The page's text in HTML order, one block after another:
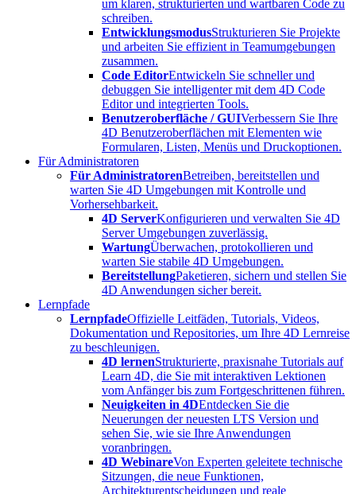
um klaren, strukturierten und wartbaren Code zu
schreiben.
EntwicklungsmodusStrukturieren Sie Projekte
und arbeiten Sie effizient in Teamumgebungen
zusammen.
Code EditorEntwickeln Sie schneller und
debuggen Sie intelligenter mit dem 4D Code
Editor und integrierten Tools.
Benutzeroberfläche / GUIVerbessern Sie Ihre
4D Benutzeroberflächen mit Elementen wie
Formularen, Listen, Menüs und Druckoptionen.
Für Administratoren
Für AdministratorenBetreiben, bereitstellen und
warten Sie 4D Umgebungen mit Kontrolle und
Vorhersehbarkeit.
4D ServerKonfigurieren und verwalten Sie 4D
Server Umgebungen zuverlässig.
WartungÜberwachen, protokollieren und
warten Sie stabile 4D Umgebungen.
BereitstellungPaketieren, sichern und stellen Sie
4D Anwendungen sicher bereit.
Lernpfade
LernpfadeOffizielle Leitfäden, Tutorials, Videos,
Dokumentation und Repositories, um Ihre 4D Lernreise
zu beschleunigen.
4D lernenStrukturierte, praxisnahe Tutorials auf
Learn 4D, die Sie mit interaktiven Lektionen
vom Anfänger bis zum Fortgeschrittenen führen.
Neuigkeiten in 4DEntdecken Sie die
Neuerungen der neuesten LTS Version und
sehen Sie, wie sie Ihre Anwendungen
voranbringen.
4D WebinareVon Experten geleitete technische
Sitzungen, die neue Funktionen,
Architekturentscheidungen und reale